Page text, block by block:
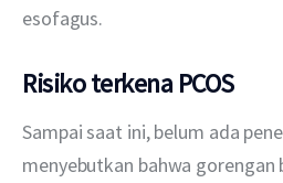
esofagus.
Risiko terkena PCOS
Sampai saat ini, belum ada
menyebutkan bahwa gorengan